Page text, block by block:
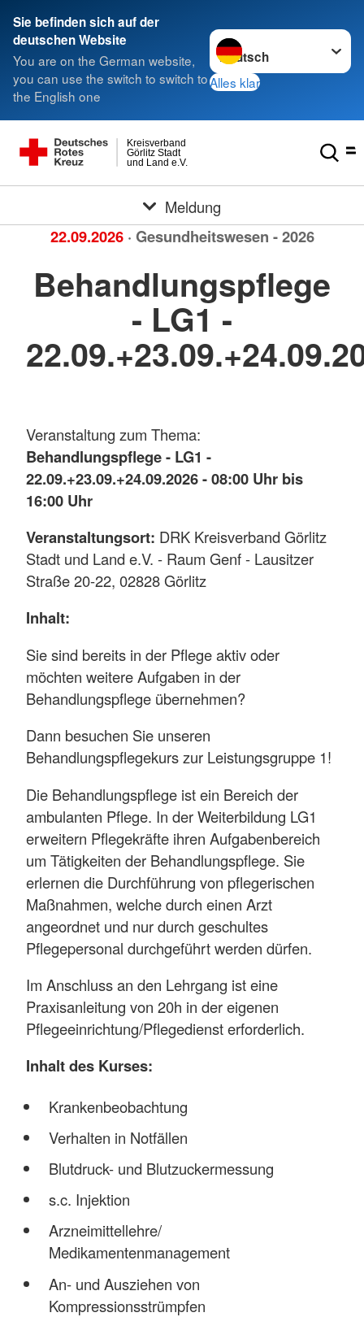
Sie befinden sich auf der
deutschen Website
You are on the German website,
you can use the switch to switch to
the English one
Sprache wechseln zu
Alles klar
und Land e.V.
Görlitz Stadt
Kreisverband
Meldung
22.09.2026 · Gesundheitswesen - 2026
Behandlungspflege
- LG1 -
Veranstaltung zum Thema:
Behandlungspflege - LG1 -
22.09.+23.09.+24.09.2026 - 08:00 Uhr bis
16:00 Uhr
Veranstaltungsort: DRK Kreisverband Görlitz
Stadt und Land e.V. - Raum Genf - Lausitzer
Straße 20-22, 02828 Görlitz
Inhalt:
Sie sind bereits in der Pflege aktiv oder
möchten weitere Aufgaben in der
Behandlungspflege übernehmen?
Dann besuchen Sie unseren
Behandlungspflegekurs zur Leistungsgruppe 1!
Die Behandlungspflege ist ein Bereich der
ambulanten Pflege. In der Weiterbildung LG1
erweitern Pflegekräfte ihren Aufgabenbereich
um Tätigkeiten der Behandlungspflege. Sie
erlernen die Durchführung von pflegerischen
Maßnahmen, welche durch einen Arzt
angeordnet und nur durch geschultes
Pflegepersonal durchgeführt werden dürfen.
Im Anschluss an den Lehrgang ist eine
Praxisanleitung von 20h in der eigenen
Pflegeeinrichtung/Pflegedienst erforderlich.
Inhalt des Kurses:
Krankenbeobachtung
Verhalten in Notfällen
Blutdruck- und Blutzuckermessung
s.c. Injektion
Arzneimittellehre/
Medikamentenmanagement
An- und Ausziehen von
Kompressionsstrümpfen